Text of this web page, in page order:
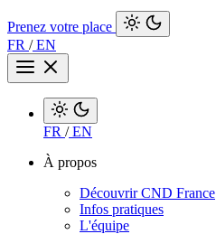
Prenez votre place
FR /EN
FR /EN
À propos
Découvrir CND France
Infos pratiques
L'équipe